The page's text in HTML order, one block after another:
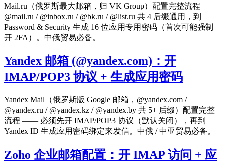
Mail.ru（俄罗斯最大邮箱，归 VK Group）配置完整流程 ——
@mail.ru / @inbox.ru / @bk.ru / @list.ru 共 4 后缀通用，到
Password & Security 生成 16 位应用专用密码（首次可能强制
开 2FA）。中俄贸易必备。
Yandex 邮箱 (@yandex.com)：开
IMAP/POP3 协议 + 生成应用密码
Yandex Mail（俄罗斯版 Google 邮箱，@yandex.com /
@yandex.ru / @yandex.kz / @yandex.by 共 5+ 后缀）配置完整
流程 —— 必须先开 IMAP/POP3 协议（默认关闭），再到
Yandex ID 生成应用密码绑定来发信。中俄 / 中亚贸易必备。
Zoho 企业邮箱配置：开 IMAP 访问 + 应